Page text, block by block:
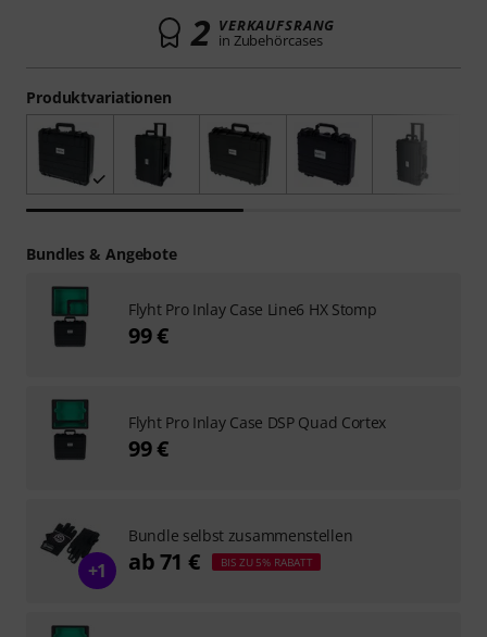
Produktvariationen
2 VERKAUFSRANG
in Zubehörcases
Bundles & Angebote
Flyht Pro Inlay Case Line6 HX Stomp
99 €
Flyht Pro Inlay Case DSP Quad Cortex
99 €
+1
Bundle selbst zusammenstellen
ab 71 € BIS ZU 5% RABATT